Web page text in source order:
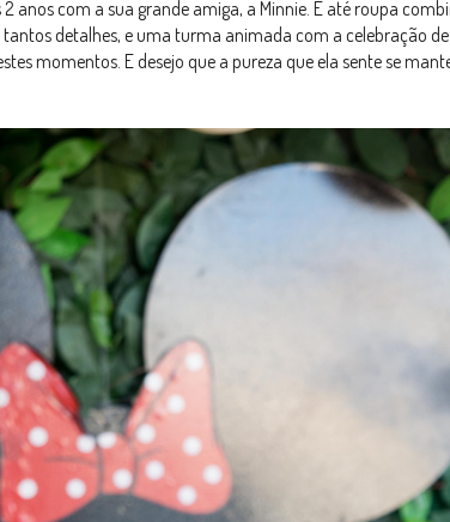
anos com a sua grande amiga, a Minnie. E até roupa
detalhes, e uma turma animada com a celebração
momentos. E desejo que a pureza que ela sente se